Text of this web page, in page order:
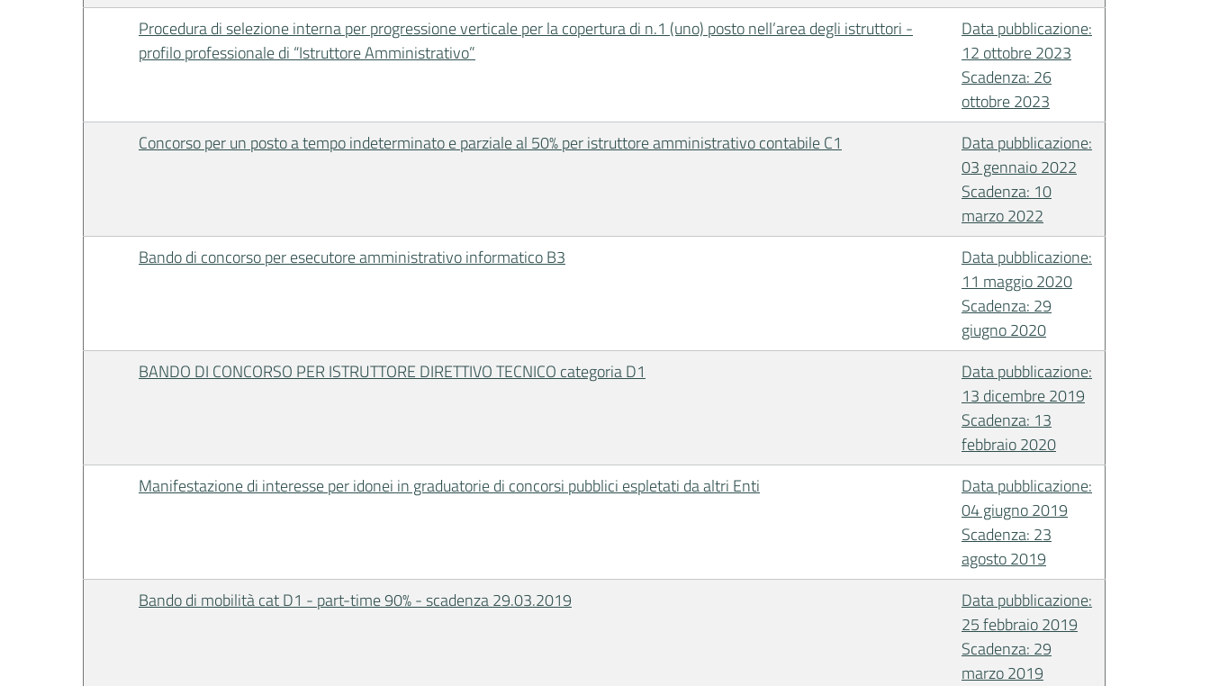
Procedura di selezione interna per progressione verticale per la copertura di n.1 (uno) posto nell’area degli istruttori -
profilo professionale di “Istruttore Amministrativo”
Data pubblicazione:
12 ottobre 2023
Scadenza: 26
ottobre 2023
Concorso per un posto a tempo indeterminato e parziale al 50% per istruttore amministrativo contabile C1
Data pubblicazione:
03 gennaio 2022
Scadenza: 10
marzo 2022
Bando di concorso per esecutore amministrativo informatico B3
Data pubblicazione:
11 maggio 2020
Scadenza: 29
giugno 2020
BANDO DI CONCORSO PER ISTRUTTORE DIRETTIVO TECNICO categoria D1
Data pubblicazione:
13 dicembre 2019
Scadenza: 13
febbraio 2020
Manifestazione di interesse per idonei in graduatorie di concorsi pubblici espletati da altri Enti
Data pubblicazione:
04 giugno 2019
Scadenza: 23
agosto 2019
Bando di mobilità cat D1 - part-time 90% - scadenza 29.03.2019
Data pubblicazione:
25 febbraio 2019
Scadenza: 29
marzo 2019